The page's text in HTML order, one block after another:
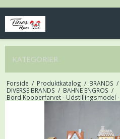
KATEGORIER
Forside / Produktkatalog / BRANDS /
DIVERSE BRANDS / BAHNE ENGROS /
Bord Kobberfarvet - Udstillingsmodel -